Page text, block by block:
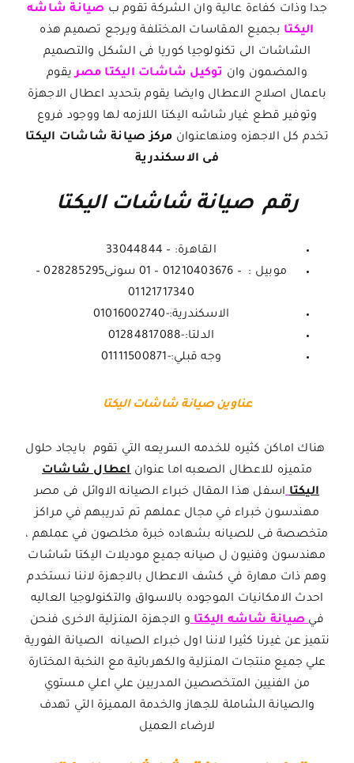
جدا وذات كفاءة عالية وان الشركة تقوم ب صيانة شاشه
اليكتا بجميع المقاسات المختلفة ويرجع تصميم هذه
الشاشات الى تكنولوجيا كوريا فى الشكل والتصميم
والمضمون وان توكيل شاشات اليكتا مصريقوم
باعمال اصلاح الاعطال وايضا يقوم بتحديد اعطال الاجهزة
وتوفير قطع غيار شاشه اليكتا اللازمه لها ووجود فروع
تخدم كل الاجهزه ومنهاعنوان مركز صيانة شاشات اليكتا
فى الاسكندرية
رقم صيانة شاشات اليكتا
القاهرة: – 33044844
موبيل : – 01210403676 – 01 سونى028285295 –
01121717340
الاسكندرية:-01016002740
الدلتا:-01284817088
وجه قبلي:-01111500871
عناوين صيانة شاشات اليكتا
هناك اماكن كثيره للخدمه السريعه التي تقوم بايجاد حلول
متميزه للاعطال الصعبه اما عنوان اعطال شاشات
اليكتا اسفل هذا المقال خبراء الصيانه الاوائل فى مصر
مهندسون خبراء في مجال عملهم تم تدريبهم في مراكز
متخصصة فى للصيانه بشهاده خبرة مخلصون في عملهم ،
مهندسون وفنيون ل صيانه جميع موديلات اليكتا شاشات
وهم ذات مهارة في كشف الاعطال بالاجهزة لاننا نستخدم
احدث الامكانيات الموجوده بالاسواق والتكنولوجيا العاليه
فيصيانة شاشه اليكتاو الاجهزة المنزلية الاخرى فنحن
نتميز عن غيرنا كثيرا لاننا اول خبراء الصيانه الصيانة الفورية
علي جميع منتجات المنزلية والكهربائية مع النخبة المختارة
من الفنيين المتخصصين المدربين علي اعلي مستوي
والصيانة الشاملة للجهاز والخدمة المميزة التي تهدف
لارضاء العميل